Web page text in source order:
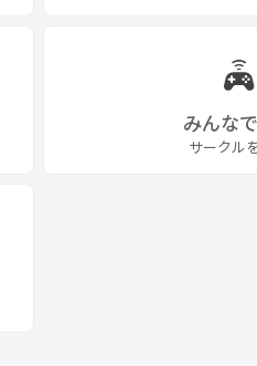
みんな
サークル